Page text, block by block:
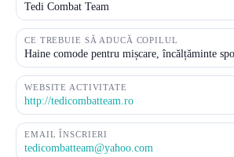
Tedi Combat Team
CE TREBUIE SĂ ADUCĂ COPILUL
Haine comode pentru mișcare, încălțăminte
WEBSITE ACTIVITATE
http://tedicombatteam.ro
EMAIL ÎNSCRIERI
tedicombatteam@yahoo.com